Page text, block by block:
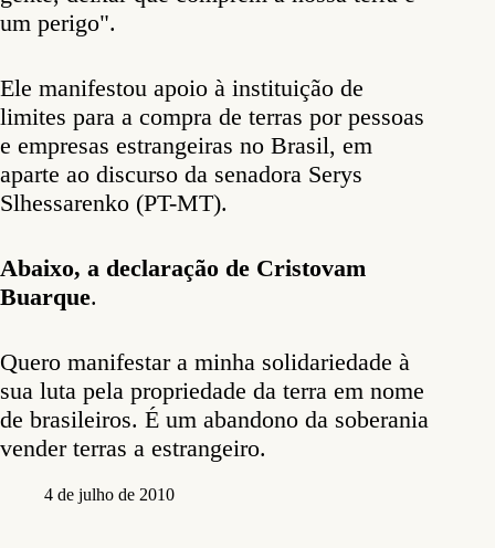
um perigo".
Ele manifestou apoio à instituição de
limites para a compra de terras por pessoas
e empresas estrangeiras no Brasil, em
aparte ao discurso da senadora Serys
Slhessarenko (PT-MT).
Abaixo, a declaração de Cristovam
Buarque.
Quero manifestar a minha solidariedade à
sua luta pela propriedade da terra em nome
de brasileiros. É um abandono da soberania
vender terras a estrangeiro.
4 de julho de 2010